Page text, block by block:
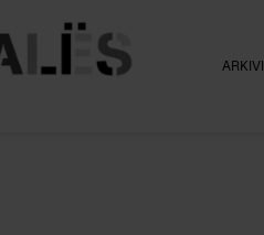
ARKIVI